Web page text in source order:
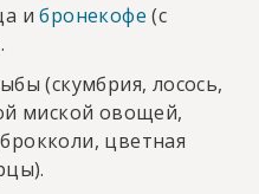
ибронекофе (с
(скумбрия, лосось,
миской овощей,
цветная